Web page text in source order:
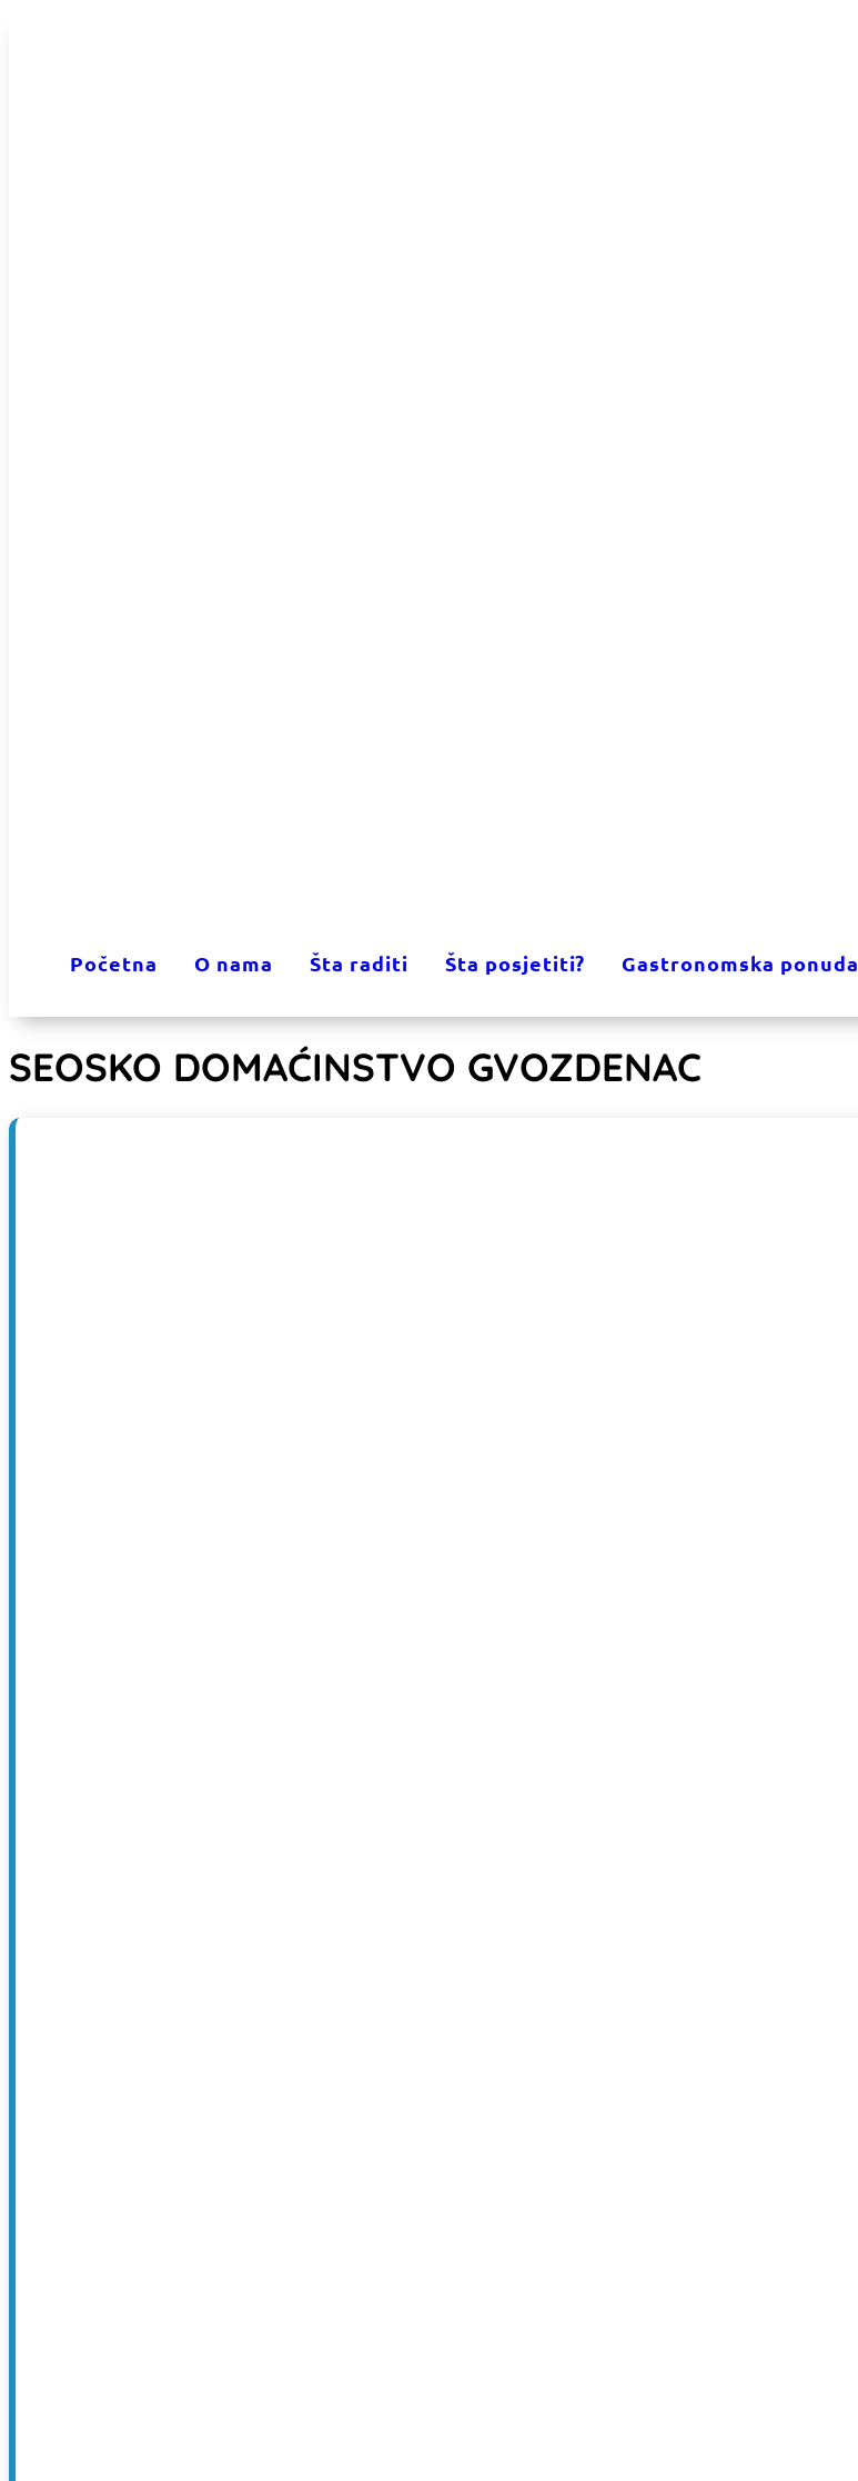
Početna O nama Šta raditi Šta posjetiti? Gastronomska ponuda
SEOSKO DOMAĆINSTVO GVOZDENAC